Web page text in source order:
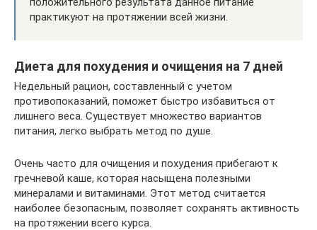
практикуют на протяжении всей жизни.
Диета для похудения и очищения на 7 дней
Недельный рацион, составленный с учетом
противопоказаний, поможет быстро избавиться от
лишнего веса. Существует множество вариантов
питания, легко выбрать метод по душе.
Очень часто для очищения и похудения прибегают к
гречневой каше, которая насыщена полезными
минералами и витаминами. Этот метод считается
наиболее безопасным, позволяет сохранять активность
на протяжении всего курса.